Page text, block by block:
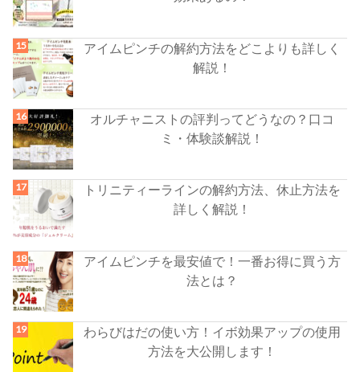
アイムピンチの解約方法をどこよりも詳しく
解説！
オルチャニストの評判ってどうなの？口コ
ミ・体験談解説！
トリニティーラインの解約方法、休止方法を
詳しく解説！
アイムピンチを最安値で！一番お得に買う方
法とは？
わらびはだの使い方！イボ効果アップの使用
方法を大公開します！